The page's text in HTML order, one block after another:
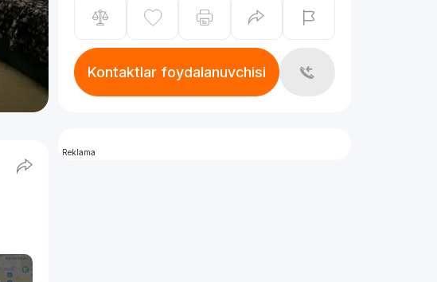
Kontaktlar foydalanuvchisi
Reklama